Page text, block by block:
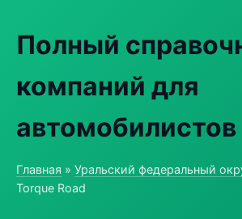
Полный
компаний для
автомобилистов
Главная » Уральский федеральный
Torque Road